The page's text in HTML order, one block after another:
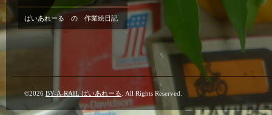
ばいあれーる の 作業絵日記
©2026 BY-A-RAIL ばいあれーる . All Rights Reserved.